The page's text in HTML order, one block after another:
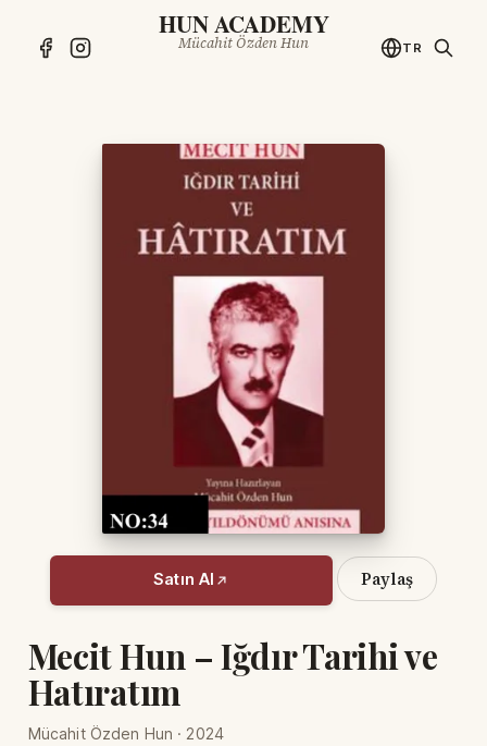
HUN ACADEMY
Mücahit Özden Hun TR
Satın Al Paylaş
Mecit Hun – Iğdır Tarihi ve
Hatıratım
Mücahit Özden Hun · 2024